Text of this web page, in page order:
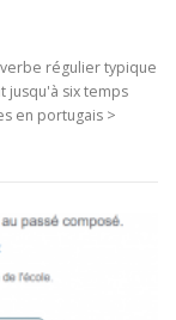
verbe régulier typique
jusqu'à six temps
en portugais >